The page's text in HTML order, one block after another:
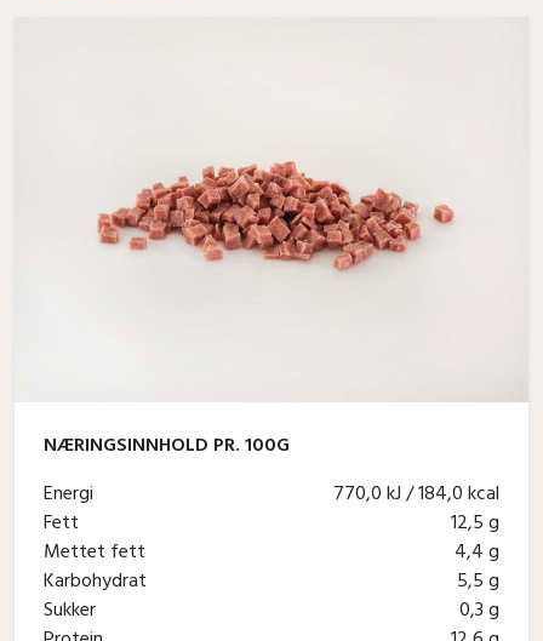
NÆRINGSINNHOLD PR. 100G
Energi
770,0 kJ / 184,0 kcal
Fett
12,5 g
Mettet fett
4,4 g
Karbohydrat
5,5 g
Sukker
0,3 g